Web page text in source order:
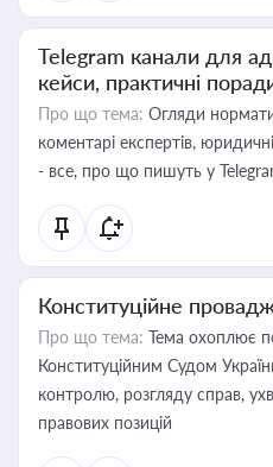
Telegram канали для
кейси, практичні
Про що тема: Огляди
коментарі експертів,
- все, про що пишуть у
Конституційне
Про що тема: Тема охоплює
Конституційним Судом
контролю, розгляду справ,
правових позицій